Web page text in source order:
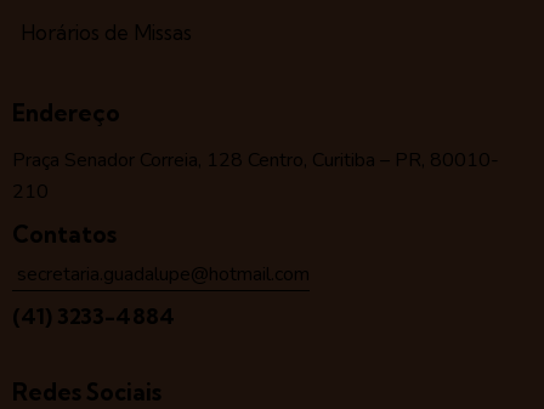
Horários de Missas
Endereço
Praça Senador Correia, 128 Centro, Curitiba – PR, 80010-
210
Contatos
secretaria.guadalupe@hotmail.com
(41) 3233-4884
Redes Sociais